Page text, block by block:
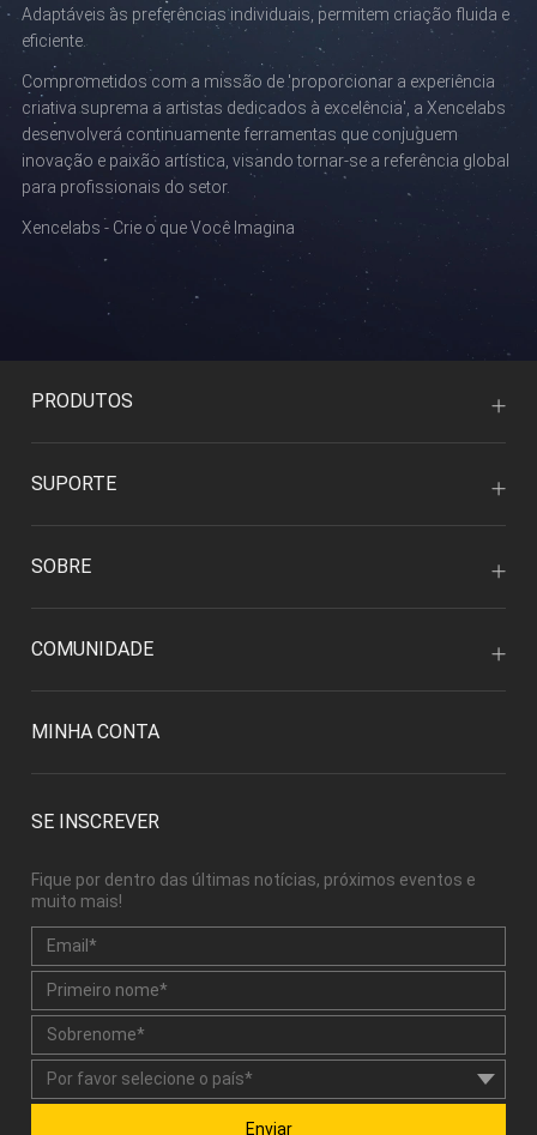
Adaptáveis às preferências individuais, permitem criação fluida e
eficiente.
Comprometidos com a missão de 'proporcionar a experiência
criativa suprema a artistas dedicados à excelência', a Xencelabs
desenvolverá continuamente ferramentas que conjuguem
inovação e paixão artística, visando tornar-se a referência global
para profissionais do setor.
Xencelabs - Crie o que Você Imagina
PRODUTOS
SUPORTE
SOBRE
COMUNIDADE
MINHA CONTA
SE INSCREVER
Fique por dentro das últimas notícias, próximos eventos e
muito mais!
Enviar